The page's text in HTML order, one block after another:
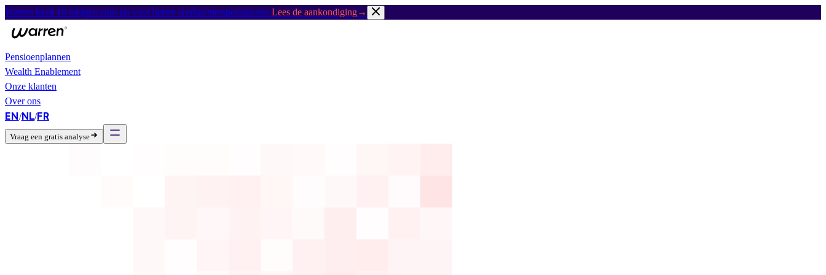
Warren haalt 10 miljoen euro op voor betere werknemerspensioenen.Lees de aankondiging→
Pensioenplannen
Wealth Enablement
Onze klanten
Over ons
EN/NL/FR
Vraag een gratis analyse